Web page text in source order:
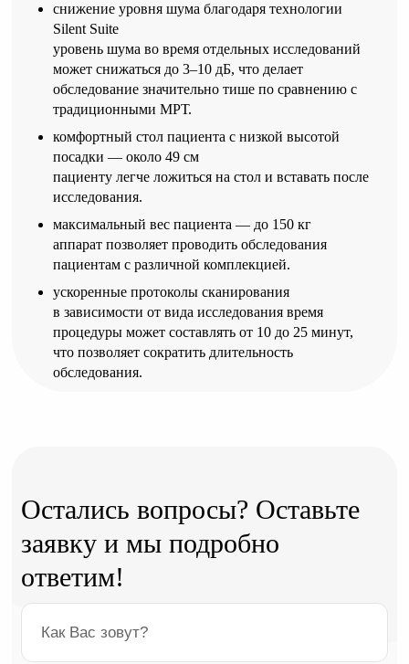
снижение уровня шума благодаря технологии
Silent Suite
уровень шума во время отдельных исследований
может снижаться до 3–10 дБ, что делает
обследование значительно тише по сравнению с
традиционными МРТ.
комфортный стол пациента с низкой высотой
посадки — около 49 см
пациенту легче ложиться на стол и вставать после
исследования.
максимальный вес пациента — до 150 кг
аппарат позволяет проводить обследования
пациентам с различной комплекцией.
ускоренные протоколы сканирования
в зависимости от вида исследования время
процедуры может составлять от 10 до 25 минут,
что позволяет сократить длительность
обследования.
Остались вопросы? Оставьте
заявку и мы подробно
ответим!